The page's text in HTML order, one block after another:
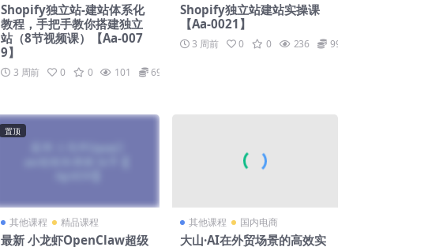
Shopify独立站-建站体系化
教程，手把手教你搭建独立
站（8节视频课）【Aa-007
9】
3 周前 0 0 101 69.9
Shopify独立站建站实操课
【Aa-0021】
3 周前 0 0 236 99
置顶
其他课程 精品课程
最新 小龙虾OpenClaw超级
其他课程 国内电商
大山·AI在外贸场景的高效实